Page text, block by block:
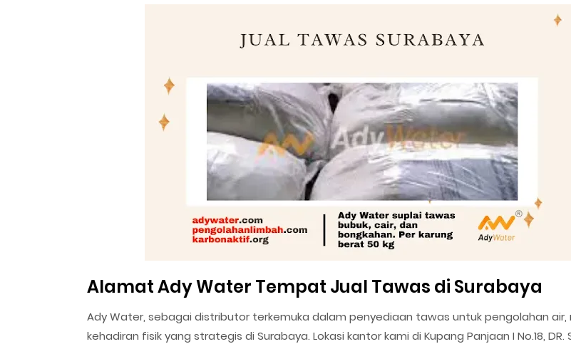
Alamat Ady Water Tempat Jual Tawas di Surabaya
Ady Water, sebagai distributor terkemuka dalam penyediaan tawas untuk pengolahan air,
kehadiran fisik yang strategis di Surabaya. Lokasi kantor kami di Kupang Panjaan I No.18, DR.